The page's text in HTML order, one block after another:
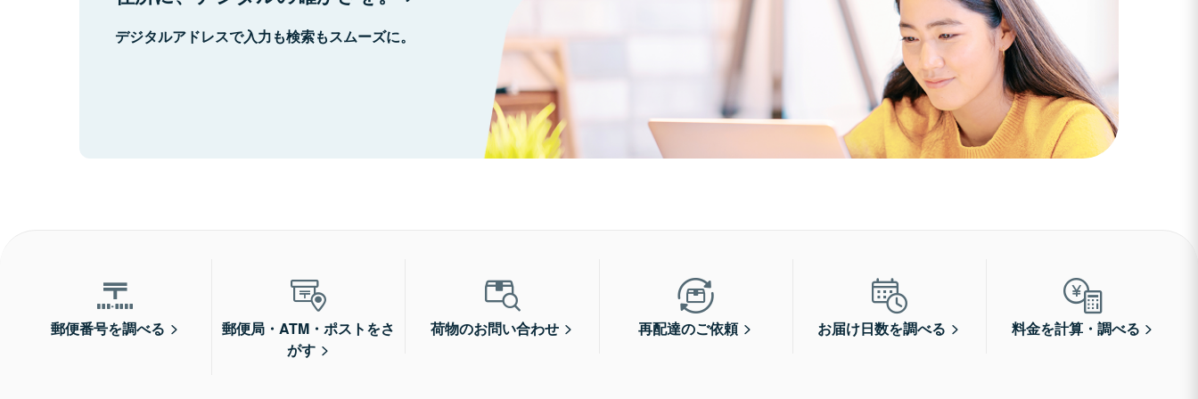
デジタルアドレスで入力も検索もスムーズに。
郵便番号を調べる
郵便局・ATM・ポストをさ
がす
荷物のお問い合わせ 再配達のご依頼 お届け日数を調べる 料金を計算・調べる